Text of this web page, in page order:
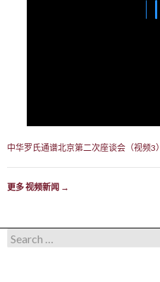
中华罗氏通谱北京第二次座谈会（视频3）
更多 视频新闻 →
Search for: